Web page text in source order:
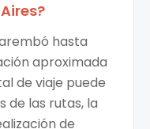
?
hasta
aproximada
de viaje puede
de las rutas, la
de